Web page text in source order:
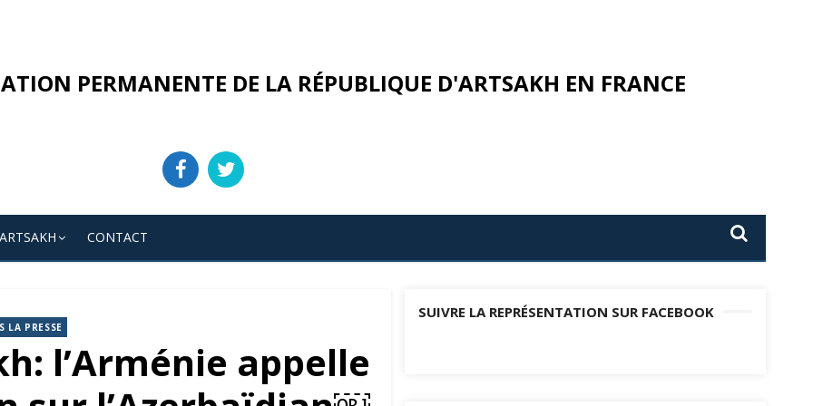
PERMANENTE DE LA RÉPUBLIQUE D'ARTSAKH EN FRANCE
CONTACT
LA PRESSE
l’Arménie appelle
SUIVRE LA REPRÉSENTATION SUR FACEBOOK